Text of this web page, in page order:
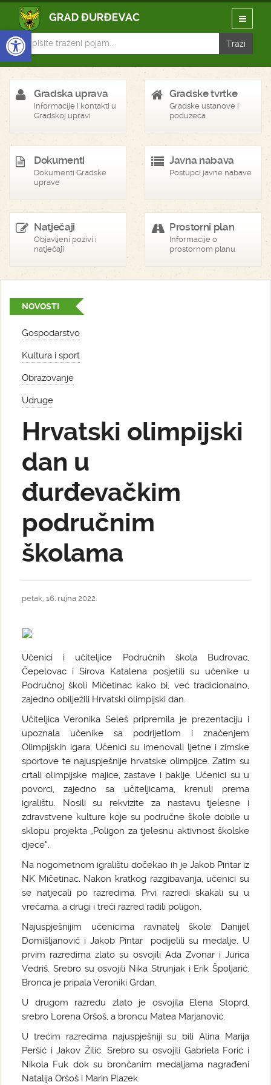
Open toolbar
Gradska uprava
Informacije i kontakti u
Gradskoj upravi
Gradske tvrtke
Gradske ustanove i
poduzeća
Dokumenti
Dokumenti Gradske
uprave
Javna nabava
Postupci javne nabave
Natječaji
Objavljeni pozivi i
natječaji
Prostorni plan
Informacije o
prostornom planu
NOVOSTI
Gospodarstvo
Kultura i sport
Obrazovanje
Udruge
Hrvatski olimpijski
dan u
đurđevačkim
područnim
školama
petak, 16. rujna 2022.
Učenici i učiteljice Područnih škola Budrovac,
Čepelovac i Sirova Katalena posjetili su učenike u
Područnoj školi Mičetinac kako bi, već tradicionalno,
zajedno obilježili Hrvatski olimpijski dan.
Učiteljica Veronika Seleš pripremila je prezentaciju i
upoznala učenike sa podrijetlom i značenjem
Olimpijskih igara. Učenici su imenovali ljetne i zimske
sportove te najuspješnije hrvatske olimpijce. Zatim su
crtali olimpijske majice, zastave i baklje. Učenici su u
povorci, zajedno sa učiteljicama, krenuli prema
igralištu. Nosili su rekvizite za nastavu tjelesne i
zdravstvene kulture koje su područne škole dobile u
sklopu projekta „Poligon za tjelesnu aktivnost školske
djece“.
Na nogometnom igralištu dočekao ih je Jakob Pintar iz
NK Mičetinac. Nakon kratkog razgibavanja, učenici su
se natjecali po razredima. Prvi razredi skakali su u
vrećama, a drugi i treći razred radili poligon.
Najuspješnijim učenicima ravnatelj škole Danijel
Domišljanović i Jakob Pintar podijelili su medalje. U
prvim razredima zlato su osvojili Ada Zvonar i Jurica
Vedriš. Srebro su osvojili Nika Strunjak i Erik Špoljarić.
Bronca je pripala Veroniki Grdan.
U drugom razredu zlato je osvojila Elena Stoprd,
srebro Lorena Oršoš, a broncu Matea Marjanović.
U trećim razredima najuspješniji su bili Alina Marija
Peršić i Jakov Žilić. Srebro su osvojili Gabriela Forić i
Nikola Fuk dok su brončanim medaljama nagrađeni
Natalija Oršoš i Marin Plazek.